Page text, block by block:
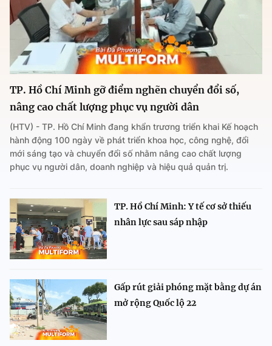
TP. Hồ Chí Minh gỡ điểm nghẽn chuyển đổi số,
nâng cao chất lượng phục vụ người dân
(HTV) - TP. Hồ Chí Minh đang khẩn trương triển khai Kế hoạch
hành động 100 ngày về phát triển khoa học, công nghệ, đổi
mới sáng tạo và chuyển đổi số nhằm nâng cao chất lượng
phục vụ người dân, doanh nghiệp và hiệu quả quản trị.
TP. Hồ Chí Minh: Y tế cơ sở thiếu
nhân lực sau sáp nhập
Gấp rút giải phóng mặt bằng dự án
mở rộng Quốc lộ 22